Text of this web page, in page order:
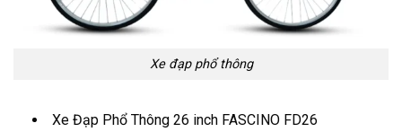
Xe đạp phổ thông
Xe Đạp Phổ Thông 26 inch FASCINO FD26